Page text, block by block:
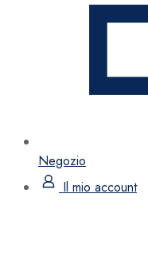
Negozio
Il mio account